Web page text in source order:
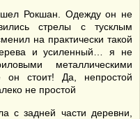
Рокшан. Одежду он не
стрелы с тусклым
на практически такой
и усиленный… я не
металлическими
он стоит! Да, непростой
не простой
с задней части деревни,